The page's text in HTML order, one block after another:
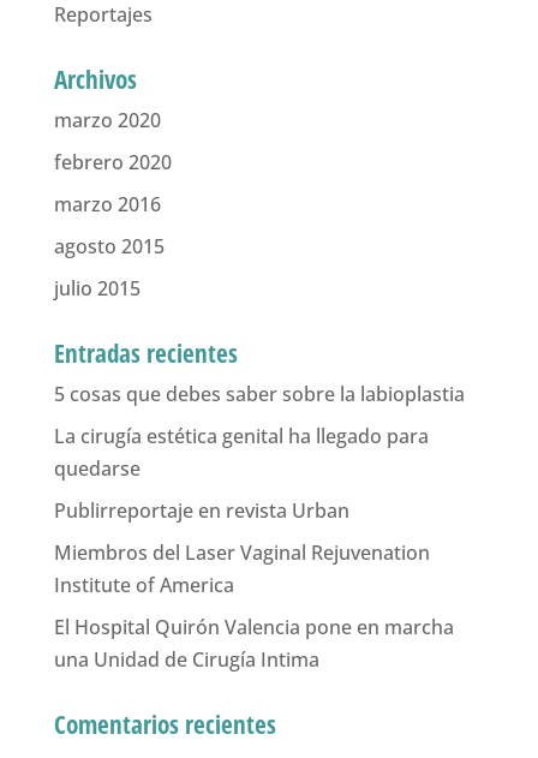
Reportajes
Archivos
marzo 2020
febrero 2020
marzo 2016
agosto 2015
julio 2015
Entradas recientes
5 cosas que debes saber sobre la labioplastia
La cirugía estética genital ha llegado para
quedarse
Publirreportaje en revista Urban
Miembros del Laser Vaginal Rejuvenation
Institute of America
El Hospital Quirón Valencia pone en marcha
una Unidad de Cirugía Intima
Comentarios recientes